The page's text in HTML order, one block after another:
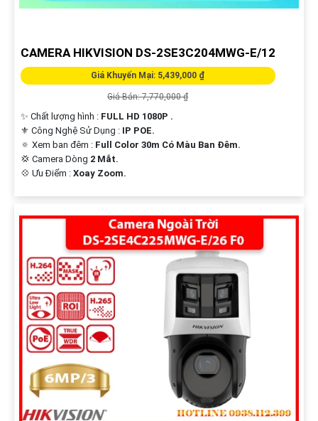
CAMERA HIKVISION DS-2SE3C204MWG-E/12
Giá Khuyến Mại: 5,439,000 ₫
Giá Bán: 7,770,000 ₫
✨ Chất lượng hình : FULL HD 1080P .
⚜️ Công Nghệ Sử Dụng : IP POE.
🔅 Xem ban đêm : Full Color 30m Có Màu Ban Ðêm.
💢 Camera Dòng 2 Mắt.
️💠 Ưu Điểm : Xoay Zoom.